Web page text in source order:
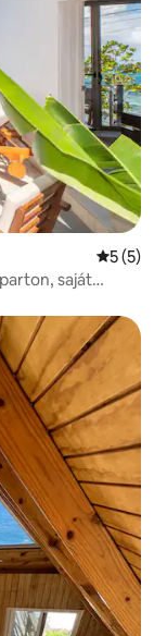
Átlagos
5 (5)
saját